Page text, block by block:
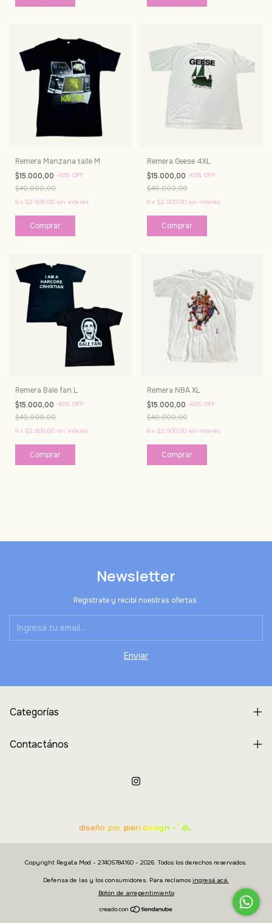
Remera Manzana talle M
$15.000,00 -63% OFF
$40.000,00
6 x $2.500,00 sin interés
Remera Geese 4XL
$15.000,00 -63% OFF
$40.000,00
6 x $2.500,00 sin interés
Remera Bale fan L
$15.000,00 -63% OFF
$40.000,00
6 x $2.500,00 sin interés
Remera NBA XL
$15.000,00 -63% OFF
$40.000,00
6 x $2.500,00 sin interés
Newsletter
Registrate y recibí nuestras ofertas.
Categorías
Contactános
diseño por pieri.design ⋆˚꩜｡
Copyright Regata Mod - 27405784160 - 2026. Todos los derechos reservados.
Defensa de las y los consumidores. Para reclamos ingresá acá.
Botón de arrepentimiento